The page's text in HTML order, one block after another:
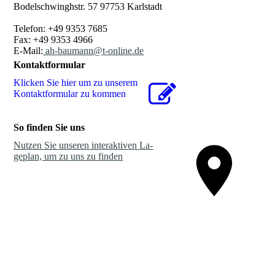
Bodelschwinghstr. 57 97753 Karlstadt
Telefon: +49 9353 7685
Fax: +49 9353 4966
E-Mail: ah-baumann@t-online.de
Kontaktformular
Klicken Sie hier um zu unserem
Kon­takt­for­mu­lar zu kommen
So finden Sie uns
Nutzen Sie unseren interaktiven La­
ge­plan, um zu uns zu finden